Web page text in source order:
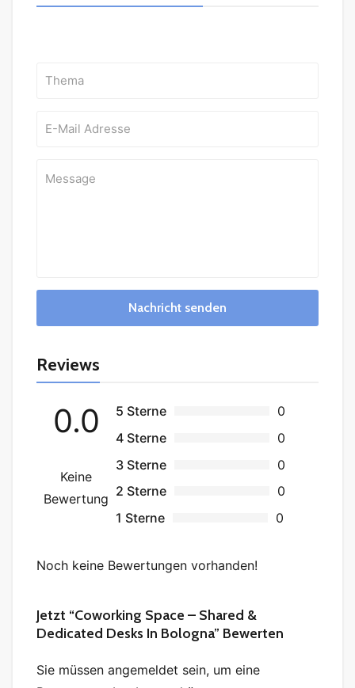
Nachricht senden
Reviews
0.0
Keine
Bewertung
5 Sterne
0
4 Sterne
0
3 Sterne
0
2 Sterne
0
1 Sterne
0
Noch keine Bewertungen vorhanden!
Jetzt “Coworking Space – Shared &
Dedicated Desks In Bologna” Bewerten
Sie müssen angemeldet sein, um eine